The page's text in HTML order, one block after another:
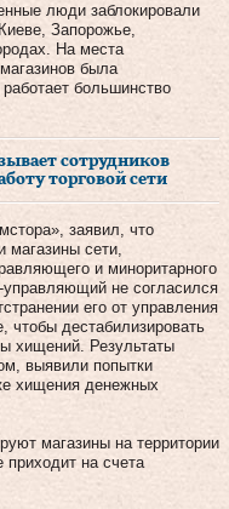
люди заблокировали
Запорожье,
На места
была
большинство
сотрудников
торговой сети
заявил, что
магазины сети,
и миноритарного
управляющий не согласился
его от управления
чтобы дестабилизировать
хищений. Результаты
выявили попытки
хищения денежных
магазины на территории
на счета